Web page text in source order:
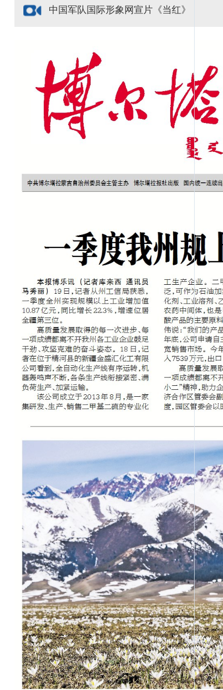
中国军队国际形象网宣片《当红》